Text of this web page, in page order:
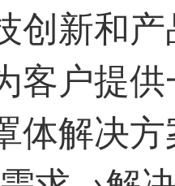
创新和
客户提
体解决